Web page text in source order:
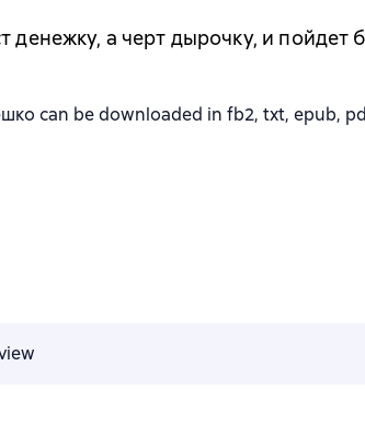
денежку, а черт дырочку, и
can be downloaded in fb2, txt, epub,